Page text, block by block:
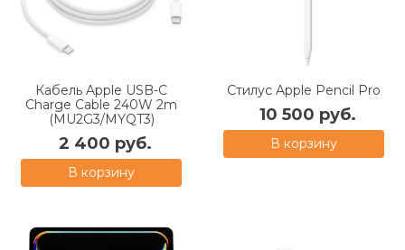
Кабель Apple USB-C
Charge Cable 240W 2m
(MU2G3/MYQT3)
2 400 руб.
В корзину
Cтилус Apple Pencil Pro
10 500 руб.
В корзину